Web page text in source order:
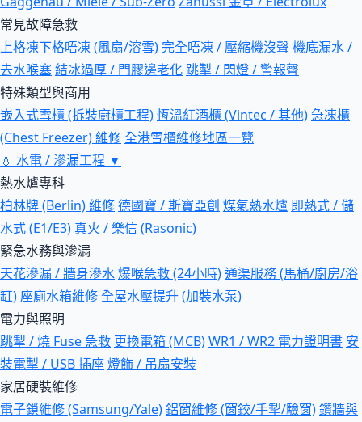
常見故障急救
上格凍下格唔凍 (風扇/溶雪)完全唔凍 / 壓縮機沒聲 機底漏水 /
去水喉塞結冰過厚 / 門膠邊老化跳掣 / 閃燈 / 警報聲
特殊類型與商用
嵌入式雪櫃 (拆裝廚櫃工程)恆溫紅酒櫃 (Vintec / 其他)急凍櫃
(Chest Freezer) 維修全港雪櫃維修地區一覽
💧 水電 / 滲漏工程 ▼
熱水爐專科
柏林牌 (Berlin) 維修德國寶 / 斯寶亞創 煤氣熱水爐 即熱式 / 儲
水式 (E1/E3) 真火 / 樂信 (Rasonic)
緊急水務與滲漏
天花滲漏 / 牆身滲水爆喉急救 (24小時)通渠服務 (馬桶/廚房/浴
缸) 座廁水箱維修全屋水壓提升 (加裝水泵)
電力與照明
跳掣 / 燒 Fuse 急救 更換電箱 (MCB)WR1 / WR2 電力證明書 安
裝電掣 / USB 插座燈飾 / 吊扇安裝
家居硬裝維修
電子鎖維修 (Samsung/Yale)鋁窗維修 (窗鉸/手掣/驗窗)鑽牆與